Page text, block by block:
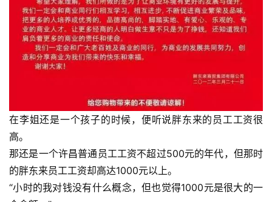
在李姐还是一个孩子的时候，便听说胖东来的员工工资很
高。
那还是一个许昌普通员工工资不超过500元的年代，但那时
的胖东来员工工资却高达1000元以上。
“小时的我对钱没有什么概念，但也觉得1000元是很大的一